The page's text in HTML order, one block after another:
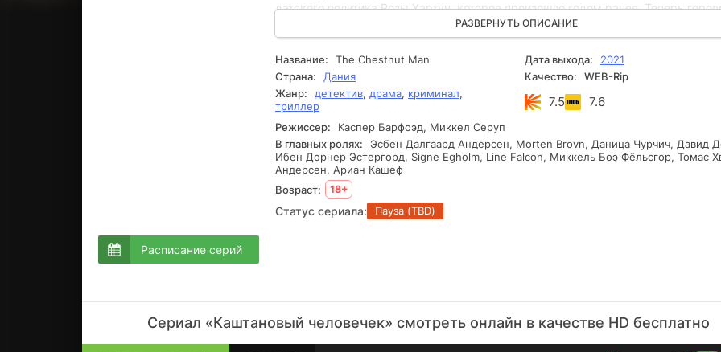
Расписание серий
датского политика Розы Хартун, которое произошло годом ранее. Теперь
предстоит разобраться сразу в двух запутанных делах и выйти на след
преступника.
РАЗВЕРНУТЬ ОПИСАНИЕ
Название: The Chestnut Man Дата выхода:
2021
Страна:
Дания Качество:
WEB-Rip
Жанр:
детектив, драма, криминал,
триллер
7.5 7.6
Режиссер:
Каспер Барфоэд, Миккел Серуп
В главных ролях:
Эсбен Далгаард Андерсен, Morten Brovn, Даница Чурчич, Давид
Ибен Дорнер Эстергорд, Signe Egholm, Line Falcon, Миккель Боэ Фёльсгор, Томас
Андерсен, Ариан Кашеф
Возраст:
18+
Статус сериала: Пауза (TBD)
Сериал «Каштановый человечек» смотреть онлайн в качестве HD бесплатно